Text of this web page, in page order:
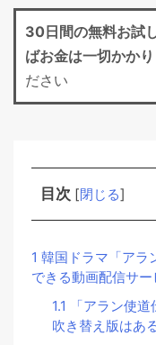
30日間の無料お試
ばお金は一切かか
ださい
目次 [閉じる]
1 韓国ドラマ「アラ
できる動画配信サー
1.1 「アラン使
吹き替え版はあ